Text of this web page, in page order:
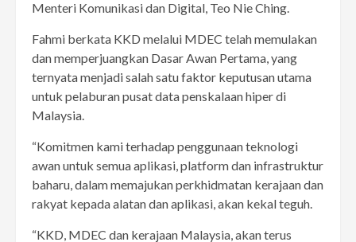
Menteri Komunikasi dan Digital, Teo Nie Ching.
Fahmi berkata KKD melalui MDEC telah memulakan
dan memperjuangkan Dasar Awan Pertama, yang
ternyata menjadi salah satu faktor keputusan utama
untuk pelaburan pusat data penskalaan hiper di
Malaysia.
“Komitmen kami terhadap penggunaan teknologi
awan untuk semua aplikasi, platform dan infrastruktur
baharu, dalam memajukan perkhidmatan kerajaan dan
rakyat kepada alatan dan aplikasi, akan kekal teguh.
“KKD, MDEC dan kerajaan Malaysia, akan terus